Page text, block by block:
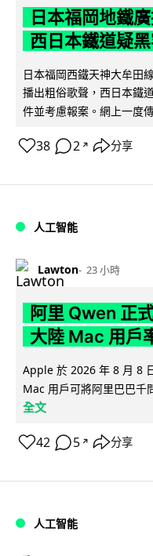
日本福岡地鐵
西日本鐵道疑
日本福岡西鐵天神大牟田
播出粗俗歌聲，西日本鐵
件並考慮報案。網上一度
38 2 ↗ 分享
人工智能
Lawton 23 小時
阿里 Qwen 正
大陸 Mac 用戶
Apple 於 2026 年 8 月 8
Mac 用戶可將阿里巴巴千
全文
42 5 ↗ 分享
人工智能